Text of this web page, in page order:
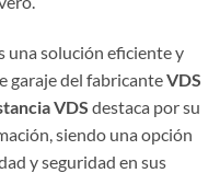
una solución eficiente y
garaje del fabricanteVDS
VDS destaca por su
siendo una opción
y seguridad en sus